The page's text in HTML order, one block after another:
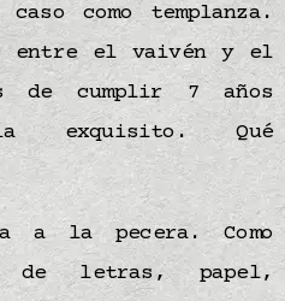
como templanza.
entre el vaivén y el
de cumplir 7 años
exquisito. Qué
a la pecera. Como
de letras, papel,